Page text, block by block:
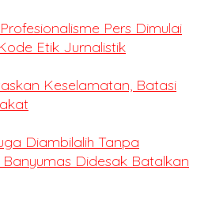
Pers Dimulai
Etik Jurnalistik
Keselamatan, Batasi
Diambilalih Tanpa
Didesak Batalkan